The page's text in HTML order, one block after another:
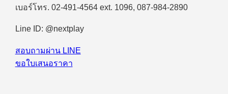
เบอร์โทร. 02-491-4564 ext. 1096, 087-984-2890
Line ID: @nextplay
สอบถามผ่าน LINE
ขอใบเสนอราคา